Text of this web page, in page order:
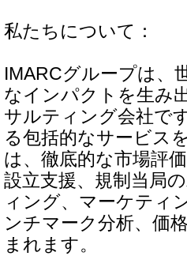
私たちについて：
IMARCグループは、
なインパクトを生み
サルティング会社で
る包括的なサービス
は、徹底的な市場評
設立支援、規制当局
ィング、マーケティ
ンチマーク分析、価
まれます。